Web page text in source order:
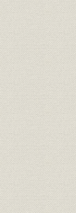
中間実験
験、第3回中間実
1号炉火入
試験と生
1号炉お
3号炉(電
4号炉(電
5号炉(オ
6号炉(重油
7号炉(電
試行錯誤